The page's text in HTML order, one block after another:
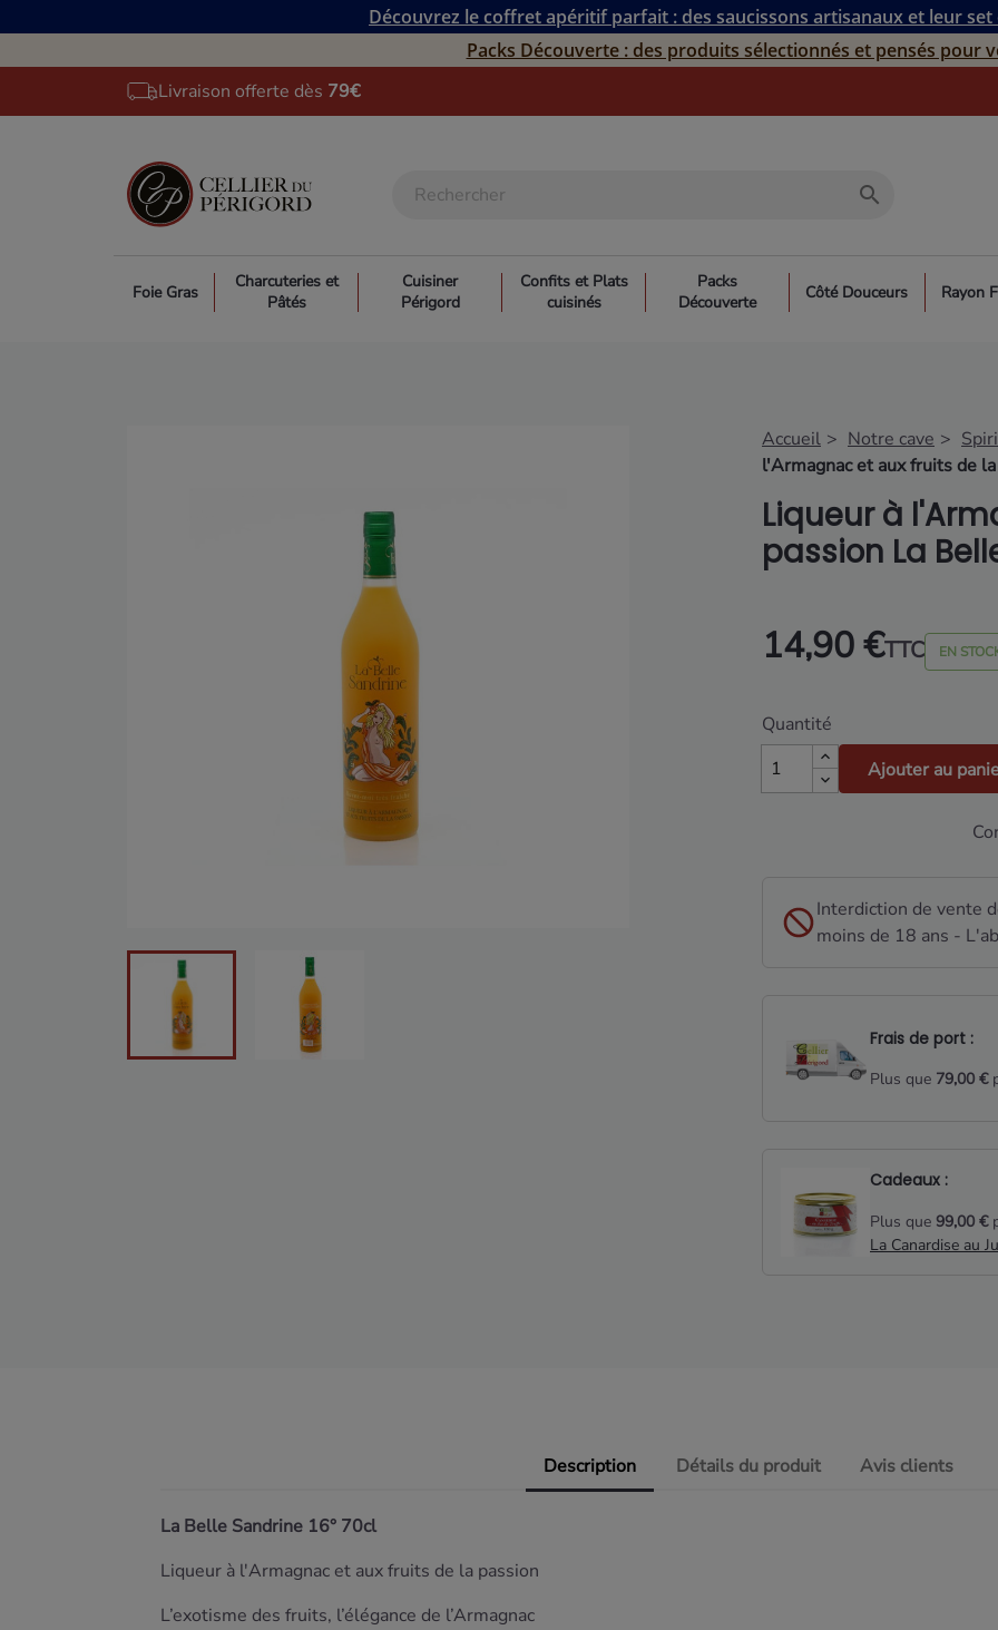
Découvrez le coffret apéritif parfait : des saucissons artisanaux et leur
Packs Découverte : des produits sélectionnés et pensés pour
Livraison offerte dès 79€
search
Foie Gras
Charcuteries et
Pâtés
Cuisiner
Périgord
Confits et Plats
cuisinés
Packs
Découverte
Côté Douceurs Rayon
Accueil Notre cave
l'Armagnac et aux fruits de
Liqueur à
passion La
14,90 €TTC EN
Quantité
Ajouter au
Interdiction de vente
moins de 18 ans -
Frais de port :
Plus que 79,00 €
Cadeaux :
Plus que 99,00 €
La Canardise au
Description Détails du produit Avis clients
La Belle Sandrine 16° 70cl
Liqueur à l'Armagnac et aux fruits de la passion
L’exotisme des fruits, l’élégance de l’Armagnac